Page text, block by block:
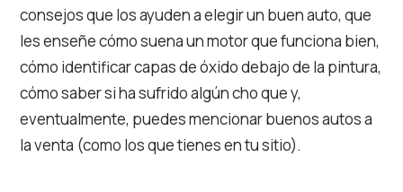
consejos que los ayuden a elegir un buen auto, que
les enseñe cómo suena un motor que funciona bien,
cómo identificar capas de óxido debajo de la pintura,
cómo saber si ha sufrido algún cho que y,
eventualmente, puedes mencionar buenos autos a
la venta (como los que tienes en tu sitio).